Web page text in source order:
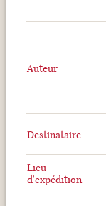
Auteur
Destinataire
Lieu
d'expédition